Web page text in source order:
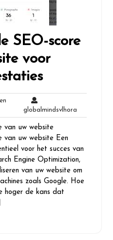
SEO-score
voor
globalmindsvlhora
van uw website
van uw website Een
voor het succes van
Engine Optimization,
van uw website om
zoals Google. Hoe
hoger de kans dat